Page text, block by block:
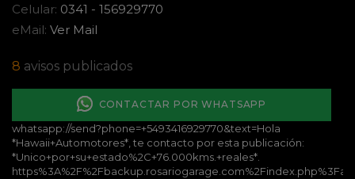
Celular: 0341 - 156929770
eMail: Ver Mail
8 avisos publicados
CONTACTAR POR WHATSAPP
whatsapp://send?phone=+5493416929770&text=Hola
*Hawaii+Automotores*, te contacto por esta publicación:
*Unico+por+su+estado%2C+76.000kms.+reales*.